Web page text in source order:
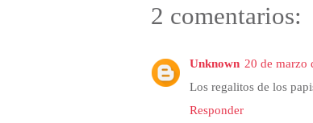
2 comentarios:
Unknown 20 de marzo
Los regalitos de los
Responder